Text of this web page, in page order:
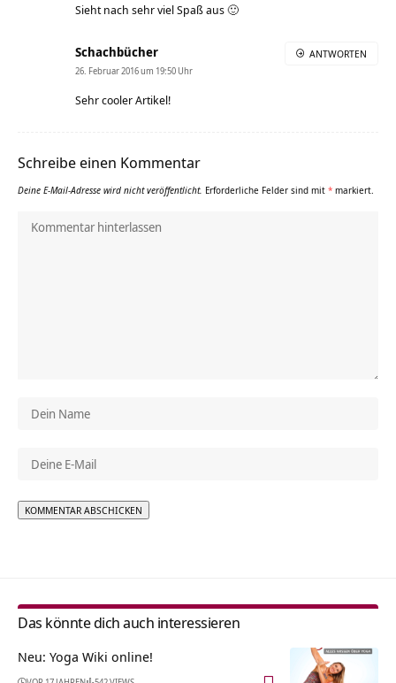
Sieht nach sehr viel Spaß aus 🙂
Schachbücher
26. Februar 2016 um 19:50 Uhr
Sehr cooler Artikel!
ANTWORTEN
Schreibe einen Kommentar
Deine E-Mail-Adresse wird nicht veröffentlicht. Erforderliche Felder sind mit * markiert.
Das könnte dich auch interessieren
Neu: Yoga Wiki online!